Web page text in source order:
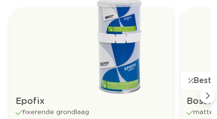
Epofix
fixerende grondlaag
matte